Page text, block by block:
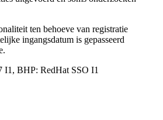
ten behoeve van registratie
ingangsdatum is gepasseerd
BHP: RedHat SSO I1